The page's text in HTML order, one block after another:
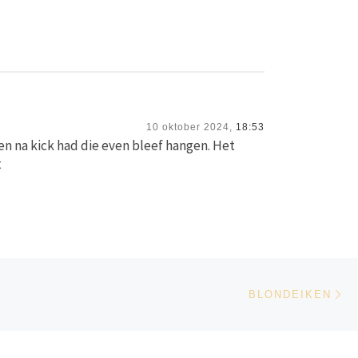
10 oktober 2024, 18:53
na kick had die even bleef hangen. Het
BLONDEIKEN